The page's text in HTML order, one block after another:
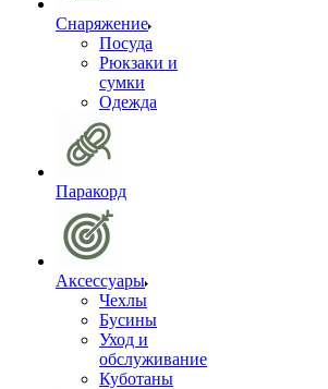
Снаряжение
Посуда
Рюкзаки и
сумки
Одежда
Паракорд
Аксессуары
Чехлы
Бусины
Уход и
обслуживание
Куботаны